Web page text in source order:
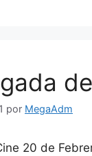
por MegaAdm
20 de